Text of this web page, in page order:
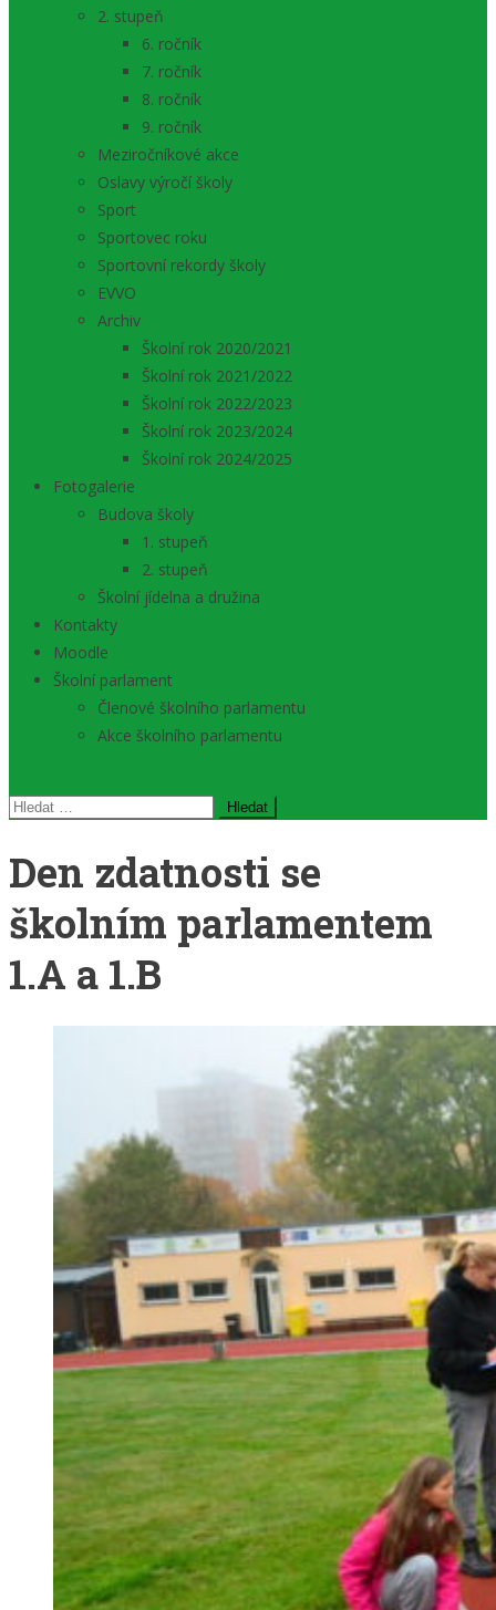
2. stupeň
6. ročník
7. ročník
8. ročník
9. ročník
Meziročníkové akce
Oslavy výročí školy
Sport
Sportovec roku
Sportovní rekordy školy
EVVO
Archiv
Školní rok 2020/2021
Školní rok 2021/2022
Školní rok 2022/2023
Školní rok 2023/2024
Školní rok 2024/2025
Fotogalerie
Budova školy
1. stupeň
2. stupeň
Školní jídelna a družina
Kontakty
Moodle
Školní parlament
Členové školního parlamentu
Akce školního parlamentu
Vyhledávání
Den zdatnosti se
školním parlamentem
1.A a 1.B